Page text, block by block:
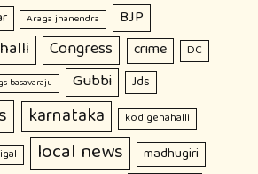
Araga jnanendra BJP
Congress crime DC
basavaraju Gubbi Jds
karnataka kodigenahalli
local news madhugiri